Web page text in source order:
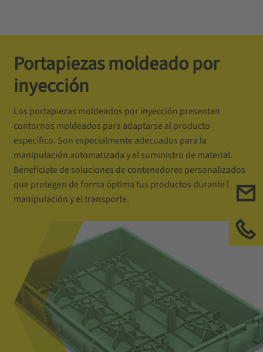
Portapiezas moldeado por
inyección
Los portapiezas moldeados por inyección presentan
contornos moldeados para adaptarse al producto
específico. Son especialmente adecuados para la
manipulación automatizada y el suministro de material.
Benefíciate de soluciones de contenedores personalizados
que protegen de forma óptima tus productos durante la
manipulación y el transporte.